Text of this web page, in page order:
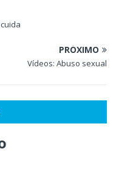
PRÓXIMO
Vídeos: Abuso sexual